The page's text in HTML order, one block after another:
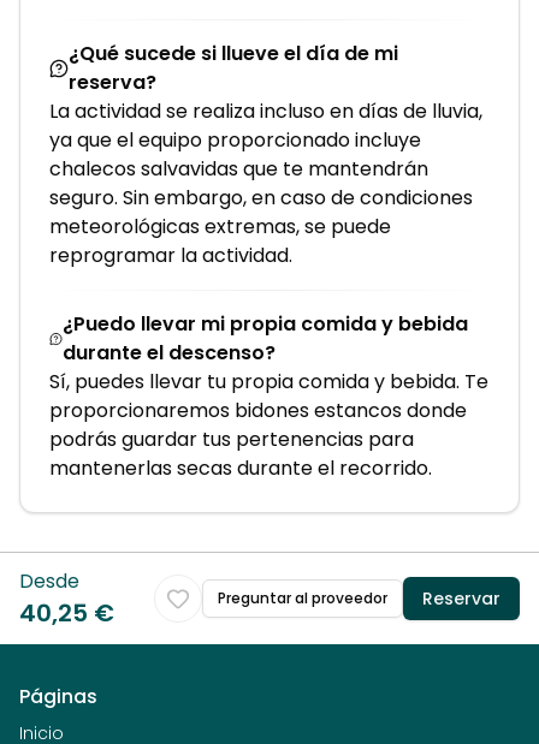
¿Qué sucede si llueve el día de mi
reserva?
La actividad se realiza incluso en días de lluvia,
ya que el equipo proporcionado incluye
chalecos salvavidas que te mantendrán
seguro. Sin embargo, en caso de condiciones
meteorológicas extremas, se puede
reprogramar la actividad.
¿Puedo llevar mi propia comida y bebida
durante el descenso?
Sí, puedes llevar tu propia comida y bebida. Te
proporcionaremos bidones estancos donde
podrás guardar tus pertenencias para
mantenerlas secas durante el recorrido.
Desde
40,25 € Preguntar al proveedor Reservar
Páginas
Inicio